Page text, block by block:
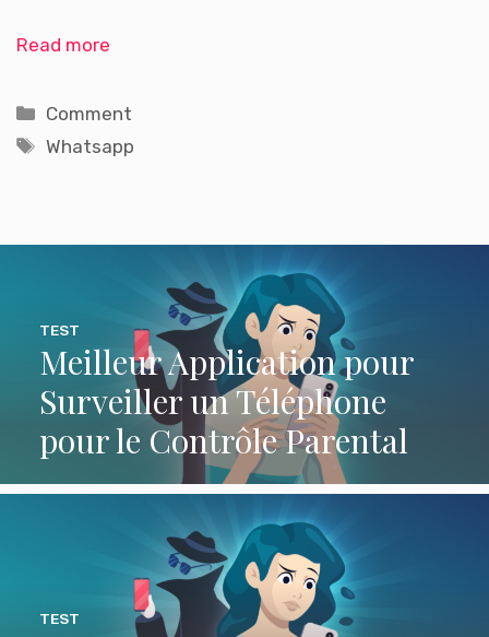
Read more
Catégories
Comment
Étiquettes
Whatsapp
Meilleur Application pour
Surveiller un Téléphone
pour le Contrôle Parental
TEST
TEST